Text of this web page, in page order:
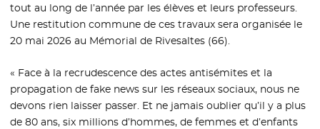
tout au long de l’année par les élèves et leurs professeurs.
Une restitution commune de ces travaux sera organisée le
20 mai 2026 au Mémorial de Rivesaltes (66).
« Face à la recrudescence des actes antisémites et la
propagation de fake news sur les réseaux sociaux, nous ne
devons rien laisser passer. Et ne jamais oublier qu’il y a plus
de 80 ans, six millions d’hommes, de femmes et d’enfants